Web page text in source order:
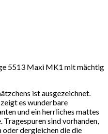
5513 Maxi MK1 mit mächtig
ist ausgezeichnet.
es wunderbare
und ein herrliches mattes
Tragespuren sind vorhanden,
dergleichen die die